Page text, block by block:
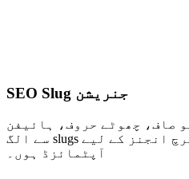
SEO Slug جنریشن
صاف، چھوٹے حروف، ہائیفن
سے الگ slugs میں تبدیل کریں جو سرچ انجنز کے لیے
آپٹمائزڈ ہوں۔